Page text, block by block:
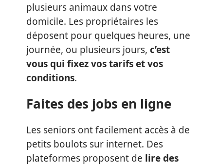
plusieurs animaux dans votre
domicile. Les propriétaires les
déposent pour quelques heures, une
journée, ou plusieurs jours, c’est
vous qui fixez vos tarifs et vos
conditions.
Faites des jobs en ligne
Les seniors ont facilement accès à de
petits boulots sur internet. Des
plateformes proposent de lire des